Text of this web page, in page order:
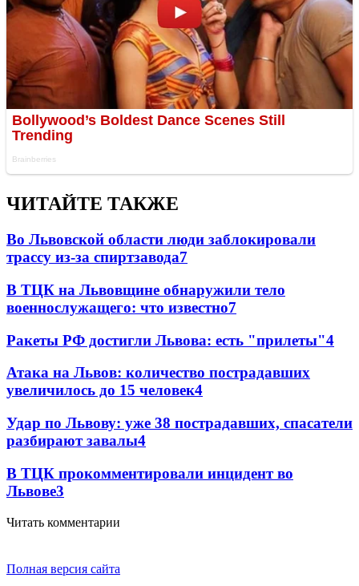
ЧИТАЙТЕ ТАКЖЕ
Во Львовской области люди заблокировали
трассу из-за спиртзавода7
В ТЦК на Львовщине обнаружили тело
военнослужащего: что известно7
Ракеты РФ достигли Львова: есть "прилеты"4
Атака на Львов: количество пострадавших
увеличилось до 15 человек4
Удар по Львову: уже 38 пострадавших, спасатели
разбирают завалы4
В ТЦК прокомментировали инцидент во
Львове3
Читать комментарии
Полная версия сайта